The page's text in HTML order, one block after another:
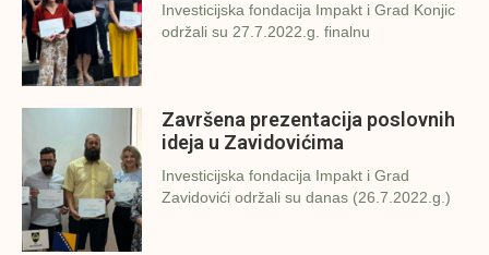
Investicijska fondacija Impakt i Grad Konjic
održali su 27.7.2022.g. finalnu
Završena prezentacija poslovnih
ideja u Zavidovićima
Investicijska fondacija Impakt i Grad
Zavidovići održali su danas (26.7.2022.g.)